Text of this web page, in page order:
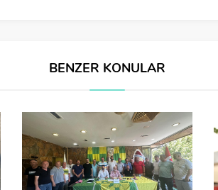
BENZER KONULAR